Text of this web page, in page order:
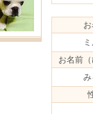
お名前（
み